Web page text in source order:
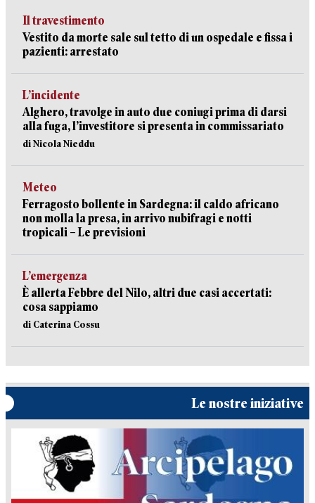
Il travestimento
Vestito da morte sale sul tetto di un ospedale e fissa i
pazienti: arrestato
L’incidente
Alghero, travolge in auto due coniugi prima di darsi
alla fuga, l’investitore si presenta in commissariato
di Nicola Nieddu
Meteo
Ferragosto bollente in Sardegna: il caldo africano
non molla la presa, in arrivo nubifragi e notti
tropicali – Le previsioni
L’emergenza
È allerta Febbre del Nilo, altri due casi accertati:
cosa sappiamo
di Caterina Cossu
Le nostre iniziative